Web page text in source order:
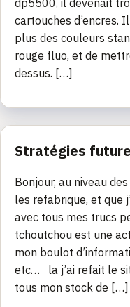
cartouches d’encres.
plus des couleurs
rouge fluo, et de
dessus. […]
Stratégies
Bonjour, au niveau
les refabrique, et que
avec tous mes trucs
tchoutchou est une
mon boulot
etc… la j’ai refait le
tous mon stock de […]